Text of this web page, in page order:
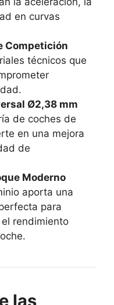
en curvas
Competición
técnicos que
Ø2,38 mm
de coches de
en una mejora
de
Moderno
aporta una
para
rendimiento
las